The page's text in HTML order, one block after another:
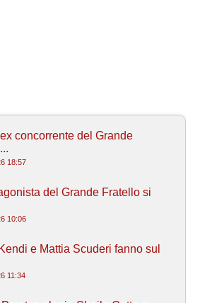
concorrente del Grande
18:57
del Grande Fratello si
10:06
e Mattia Scuderi fanno sul
11:34